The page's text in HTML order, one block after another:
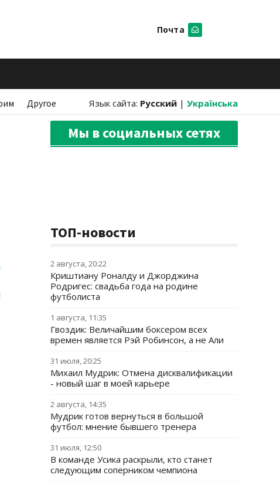
Почта
Другое Язык сайта: Русский | Українська
Мы в социальных сетях
ТОП-новости
2 августа, 20:22
Криштиану Роналду и Джорджина
Родригес: свадьба года на родине
футболиста
1 августа, 11:35
Гвоздик: Величайшим боксером всех
времен является Рэй Робинсон, а не Али
31 июля, 20:25
Михаил Мудрик: Отмена дисквалификации
- новый шаг в моей карьере
2 августа, 14:35
Мудрик готов вернуться в большой
футбол: мнение бывшего тренера
31 июля, 12:50
В команде Усика раскрыли, кто станет
следующим соперником чемпиона